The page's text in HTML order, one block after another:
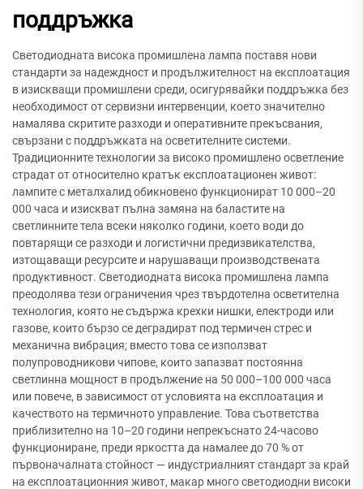
поддръжка
Светодиодната висока промишлена лампа поставя нови
стандарти за надеждност и продължителност на експлоатация
в изискващи промишлени среди, осигурявайки поддръжка без
необходимост от сервизни интервенции, което значително
намалява скритите разходи и оперативните прекъсвания,
свързани с поддръжката на осветителните системи.
Традиционните технологии за високо промишлено осветление
страдат от относително кратък експлоатационен живот:
лампите с металхалид обикновено функционират 10 000–20
000 часа и изискват пълна замяна на баластите на
светлинните тела всеки няколко години, което води до
повтарящи се разходи и логистични предизвикателства,
изтощаващи ресурсите и нарушаващи производствената
продуктивност. Светодиодната висока промишлена лампа
преодолява тези ограничения чрез твърдотелна осветителна
технология, която не съдържа крехки нишки, електроди или
газове, които бързо се деградират под термичен стрес и
механична вибрация; вместо това се използват
полупроводникови чипове, които запазват постоянна
светлинна мощност в продължение на 50 000–100 000 часа
или повече, в зависимост от условията на експлоатация и
качеството на термичното управление. Това съответства
приблизително на 10–20 години непрекъснато 24-часово
функциониране, преди яркостта да намалее до 70 % от
първоначалната стойност — индустриалният стандарт за край
на експлоатационния живот, макар много светодиодни високи